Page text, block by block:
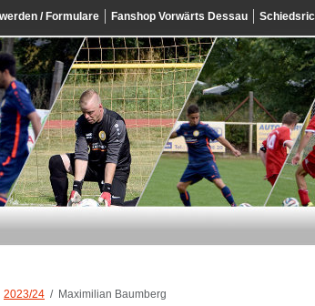
/ Formulare Fanshop Vorwärts Dessau
2023/24 Maximilian Baumberg